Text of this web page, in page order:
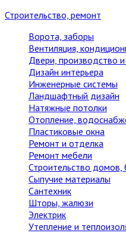
Строительство, ремонт
Ворота, заборы
Вентиляция,
Двери, производство
Дизайн интерьера
Инженерные системы
Ландшафтный дизайн
Натяжные потолки
Отопление,
Пластиковые окна
Ремонт и отделка
Ремонт мебели
Строительство домов,
Сыпучие материалы
Сантехник
Шторы, жалюзи
Электрик
Утепление и